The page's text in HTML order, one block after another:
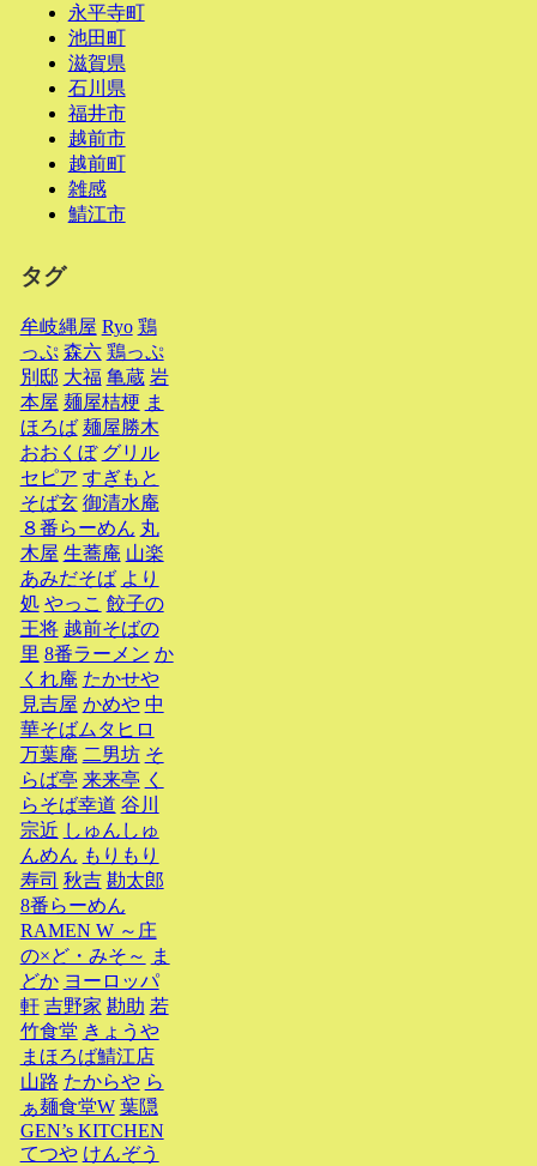
永平寺町
池田町
滋賀県
石川県
福井市
越前市
越前町
雑感
鯖江市
タグ
牟岐縄屋 Ryo 鶏
っぷ 森六 鶏っぷ
別邸 大福 亀蔵 岩
本屋 麺屋桔梗 ま
ほろば 麺屋勝木
おおくぼ グリル
セピア すぎもと
そば玄 御清水庵
８番らーめん 丸
木屋 生蕎庵 山楽
あみだそば より
処 やっこ 餃子の
王将 越前そばの
里 8番ラーメン か
くれ庵 たかせや
見吉屋 かめや 中
華そばムタヒロ
万葉庵 二男坊 そ
らば亭 来来亭 く
らそば幸道 谷川
宗近 しゅんしゅ
んめん もりもり
寿司 秋吉 勘太郎
8番らーめん
RAMEN W ～庄
の×ど・みそ～ ま
どか ヨーロッパ
軒 吉野家 勘助 若
竹食堂 きょうや
まほろば鯖江店
山路 たからや ら
ぁ麺食堂W 葉隠
GEN’s KITCHEN
てつや けんぞう